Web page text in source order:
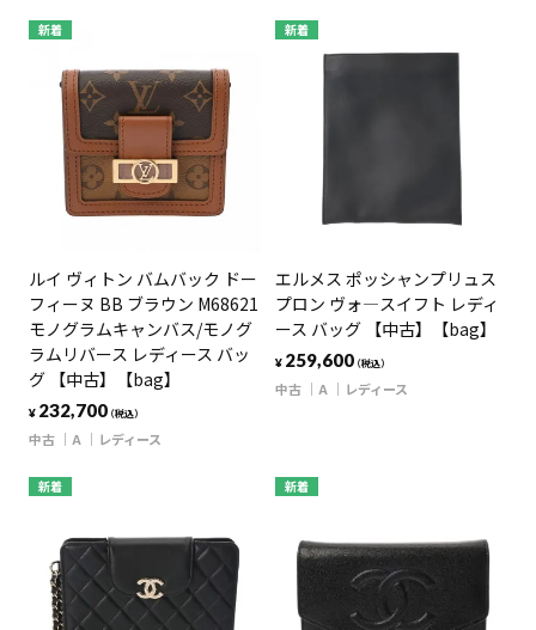
新着
ルイ ヴィトン バムバック ドー
フィーヌ BB ブラウン M68621
モノグラムキャンバス/モノグ
ラムリバース レディース バッ
グ 【中古】【bag】
¥ 232,700（税込）
中古 A レディース
新着
エルメス ポッシャンプリュス
プロン ヴォ―スイフト レディ
ース バッグ 【中古】【bag】
¥ 259,600（税込）
中古 A レディース
新着 新着